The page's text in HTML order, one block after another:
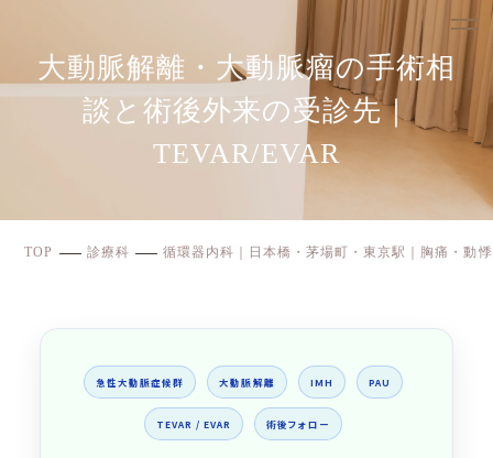
大動脈解離・大動脈瘤の手術相
談と術後外来の受診先｜
TEVAR/EVAR
TOP 診療科 循環器内科｜日本橋・茅場町・東京駅｜胸痛・動
急性大動脈症候群 大動脈解離 IMH PAU
TEVAR / EVAR 術後フォロー